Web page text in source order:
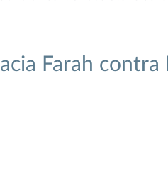
Farah